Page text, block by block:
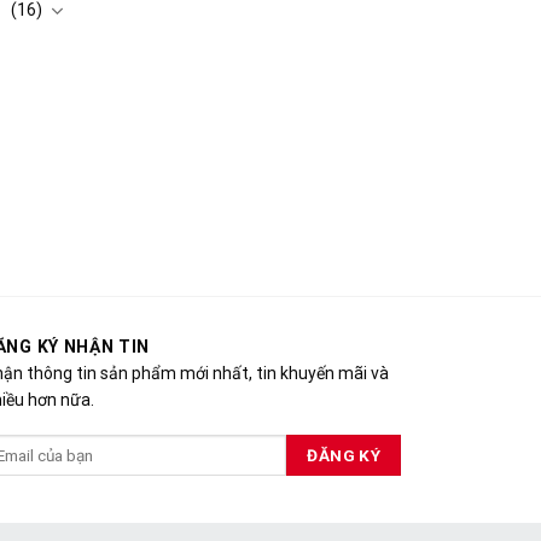
(16)
KÝ NHẬN TIN
thông tin sản phẩm mới nhất, tin khuyến mãi và
hơn nữa.